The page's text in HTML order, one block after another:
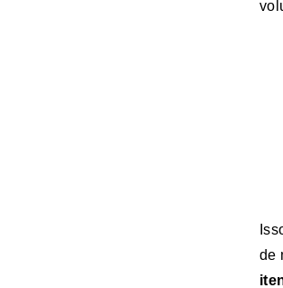
de